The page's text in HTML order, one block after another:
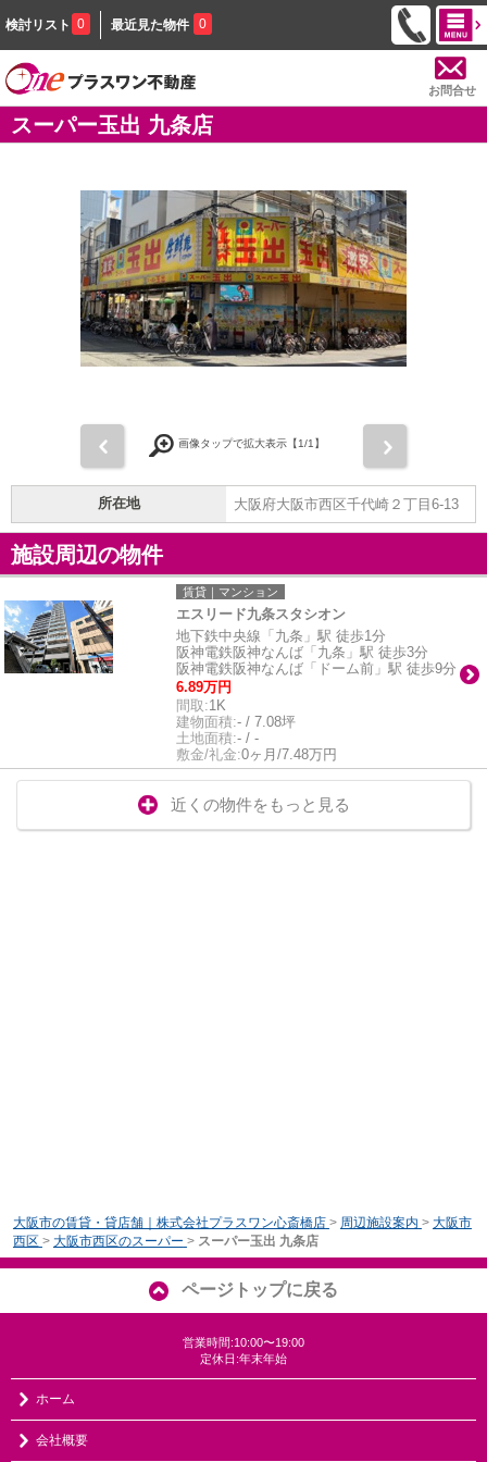
検討リスト 0 最近見た物件 0
お問合せ
スーパー玉出 九条店
画像タップで拡大表示【1/1】
所在地 大阪府大阪市西区千代崎２丁目6-13
施設周辺の物件
賃貸｜マンション
エスリード九条スタシオン
地下鉄中央線「九条」駅 徒歩1分
阪神電鉄阪神なんば「九条」駅 徒歩3分
阪神電鉄阪神なんば「ドーム前」駅 徒歩9分
6.89万円
間取:1K
建物面積:- / 7.08坪
土地面積:- / -
敷金/礼金:0ヶ月/7.48万円
近くの物件をもっと見る
大阪市の賃貸・貸店舗｜株式会社プラスワン心斎橋店 > 周辺施設案内 > 大阪市
西区 > 大阪市西区のスーパー > スーパー玉出 九条店
ページトップに戻る
営業時間:10:00〜19:00
定休日:年末年始
ホーム
会社概要